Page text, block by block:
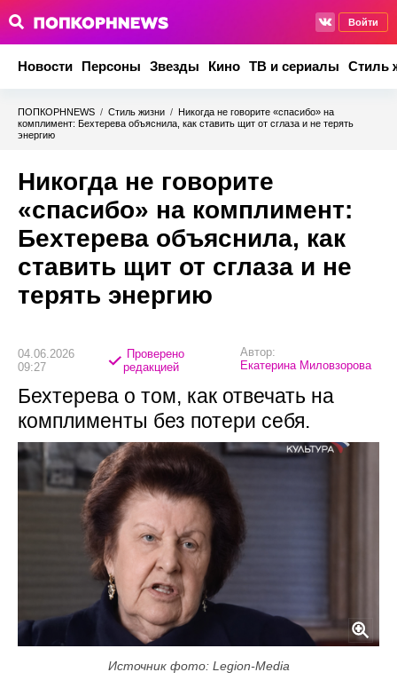
Войти
Новости Персоны Звезды Кино ТВ и сериалы Стиль
ПОПКОРНNEWS / Стиль жизни / Никогда не говорите «спасибо» на
комплимент: Бехтерева объяснила, как ставить щит от сглаза и не терять
энергию
Никогда не говорите
«спасибо» на комплимент:
Бехтерева объяснила, как
ставить щит от сглаза и не
терять энергию
04.06.2026
09:27
Проверено
редакцией
Автор:
Екатерина Миловзорова
Бехтерева о том, как отвечать на
комплименты без потери себя.
Источник фото: Legion-Media